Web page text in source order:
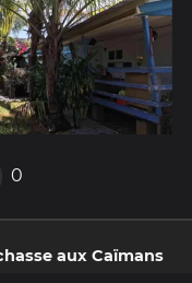
0
aux Caïmans